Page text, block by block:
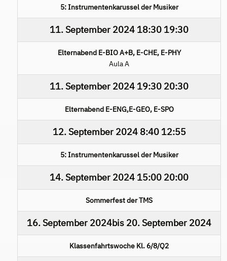
5: Instrumentenkarussel der Musiker
11. September 2024 18:30 19:30
Elternabend E-BIO A+B, E-CHE, E-PHY
Aula A
11. September 2024 19:30 20:30
Elternabend E-ENG,E-GEO, E-SPO
12. September 20248:40 12:55
5: Instrumentenkarussel der Musiker
14. September 2024 15:00 20:00
Sommerfest der TMS
16. September 2024bis 20. September 2024
Klassenfahrtswoche Kl. 6/8/Q2